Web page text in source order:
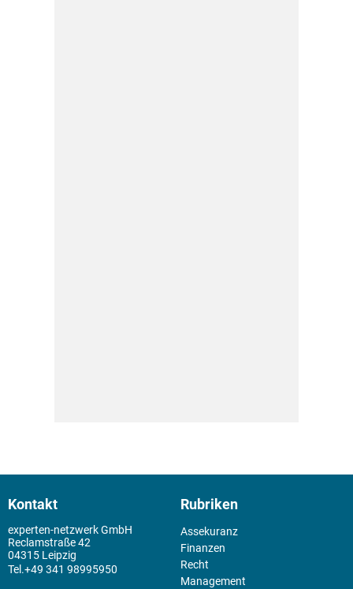
Kontakt
experten-netzwerk GmbH
Reclamstraße 42
04315 Leipzig
+49 341 98995950
Rubriken
Assekuranz
Finanzen
Recht
Management